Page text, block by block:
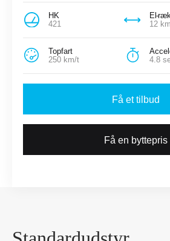
HK
421
El-
12 km
Topfart
250 km/t
4.8
Få et tilbud
Få en byttepris